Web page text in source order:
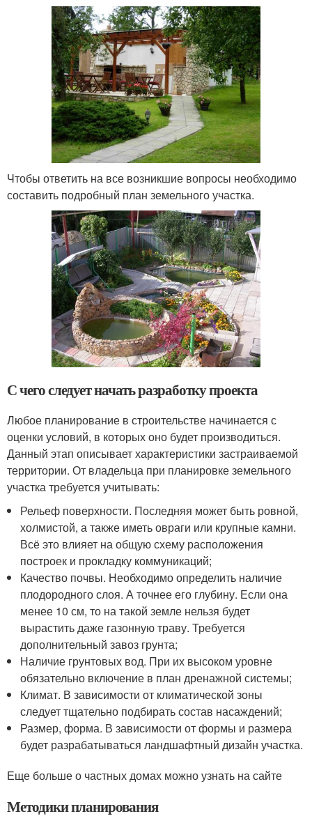
Чтобы ответить на все возникшие вопросы необходимо
составить подробный план земельного участка.
С чего следует начать разработку проекта
Любое планирование в строительстве начинается с
оценки условий, в которых оно будет производиться.
Данный этап описывает характеристики застраиваемой
территории. От владельца при планировке земельного
участка требуется учитывать:
Рельеф поверхности. Последняя может быть ровной,
холмистой, а также иметь овраги или крупные камни.
Всё это влияет на общую схему расположения
построек и прокладку коммуникаций;
Качество почвы. Необходимо определить наличие
плодородного слоя. А точнее его глубину. Если она
менее 10 см, то на такой земле нельзя будет
вырастить даже газонную траву. Требуется
дополнительный завоз грунта;
Наличие грунтовых вод. При их высоком уровне
обязательно включение в план дренажной системы;
Климат. В зависимости от климатической зоны
следует тщательно подбирать состав насаждений;
Размер, форма. В зависимости от формы и размера
будет разрабатываться ландшафтный дизайн участка.
Еще больше о частных домах можно узнать на сайте
Методики планирования